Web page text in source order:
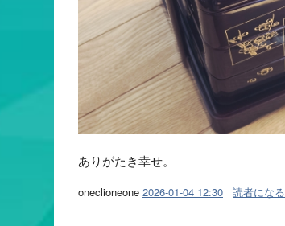
ありがたき幸せ。
oneclioneone 2026-01-04 12:30 読者になる